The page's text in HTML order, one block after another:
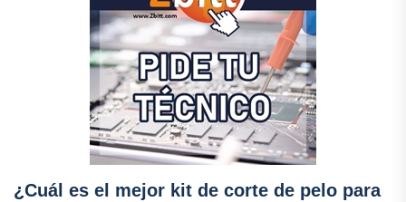
¿Cuál es el mejor kit de corte de pelo para